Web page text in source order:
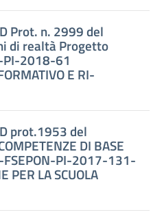
Prot. n. 2999 del
di realtà Progetto
PI-2018-61
E RI-
prot.1953 del
DI BASE
PI-2017-131-
PER LA SCUOLA